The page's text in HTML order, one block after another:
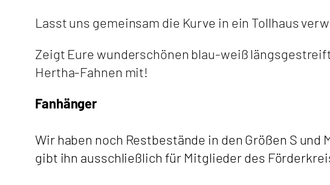
Lasst uns gemeinsam die Kurve in ein Tollhaus
Zeigt Eure wunderschönen blau-weiß
Hertha-Fahnen mit!
Fanhänger
Wir haben noch Restbestände in den Größen S und
gibt ihn ausschließlich für Mitglieder des